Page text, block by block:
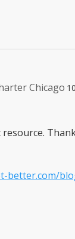
Chicago
resource.
better.com/